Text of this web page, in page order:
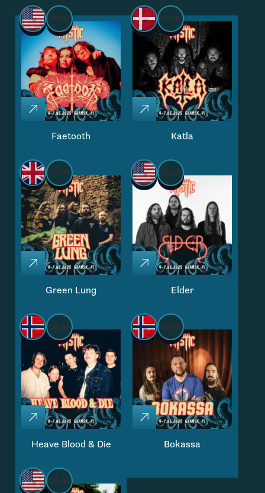
06.06
Faetooth
07.06
Katla
06.06
Green Lung
05.06
Elder
06.06
Heave Blood & Die
07.06
Bokassa
05.06